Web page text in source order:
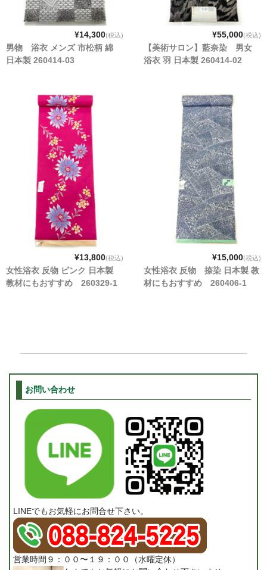
¥14,300(税込)
男物 浴衣 メンズ 市松柄 綿
日本製 260414-03
¥55,000(税込)
【美術サロン】藍奈染 男女
浴衣 羽 日本製 260414-02
¥13,800(税込)
女性浴衣 反物 ピンク 日本製
教材にもおすすめ 260329-1
¥15,000(税込)
女性浴衣 反物 捺染 日本製 教
材にもおすすめ 260406-1
お問い合わせ
LINEでもお気軽にお問合せ下さい。
営業時間９：００〜１９：００（水曜定休）